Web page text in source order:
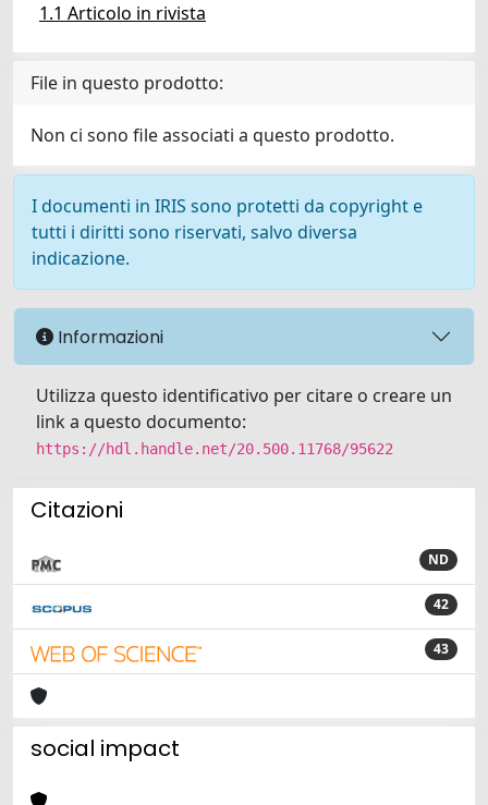
1.1 Articolo in rivista
File in questo prodotto:
Non ci sono file associati a questo prodotto.
I documenti in IRIS sono protetti da copyright e
tutti i diritti sono riservati, salvo diversa
indicazione.
Informazioni
Utilizza questo identificativo per citare o creare un
link a questo documento:
https://hdl.handle.net/20.500.11768/95622
Citazioni
ND
42
43
social impact